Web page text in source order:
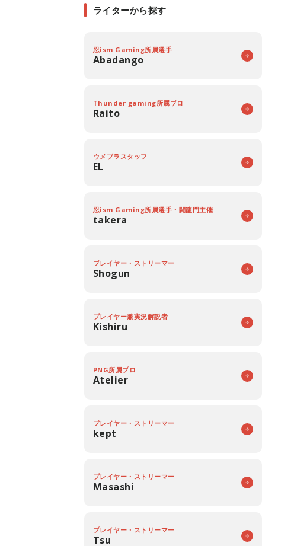
ライターから探す
忍ism Gaming所属選手
Abadango
Thunder gaming所属プロ
Raito
ウメブラスタッフ
EL
忍ism Gaming所属選手・闘龍門主催
takera
プレイヤー・ストリーマー
Shogun
プレイヤー兼実況解説者
Kishiru
PNG所属プロ
Atelier
プレイヤー・ストリーマー
kept
プレイヤー・ストリーマー
Masashi
プレイヤー・ストリーマー
Tsu